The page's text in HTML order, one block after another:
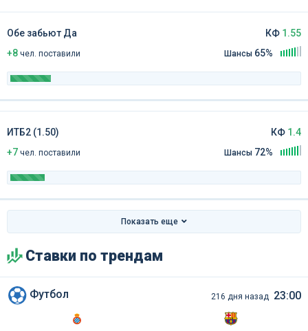
Обе забьют Да
+8 чел. поставили
КФ 1.55
Шансы 65%
ИТБ2 (1.50)
+7 чел. поставили
КФ 1.4
Шансы 72%
Показать еще
Ставки по трендам
Футбол 216 дня назад 23:00